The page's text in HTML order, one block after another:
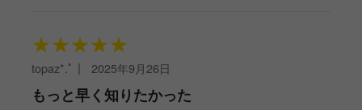
★★★★★
topaz*.ﾟ ｜ 2025年9月26日
もっと早く知りたかった